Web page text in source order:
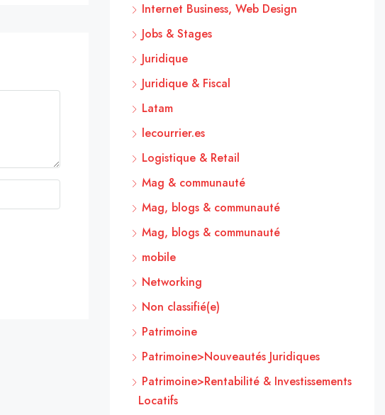
Internet Business, Web Design
Jobs & Stages
Juridique
Juridique & Fiscal
Latam
lecourrier.es
Logistique & Retail
Mag & communauté
Mag, blogs & communauté
Mag, blogs & communauté
mobile
Networking
Non classifié(e)
Patrimoine
Patrimoine>Nouveautés Juridiques
Patrimoine>Rentabilité & Investissements
Locatifs